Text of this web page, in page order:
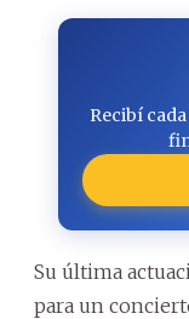
Recibí
Su última
para un